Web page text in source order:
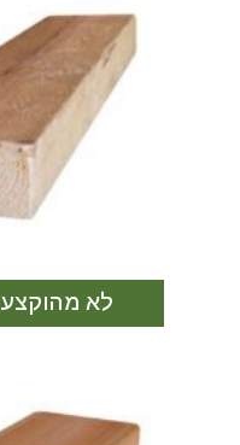
לא מהוקצע 100×50 ממ